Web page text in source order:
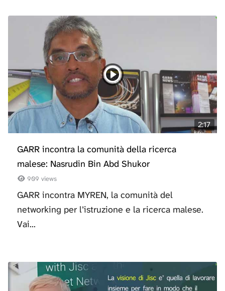
2:17
GARR incontra la comunità della ricerca
malese: Nasrudin Bin Abd Shukor
909 views
GARR incontra MYREN, la comunità del
networking per l’istruzione e la ricerca malese.
Vai...